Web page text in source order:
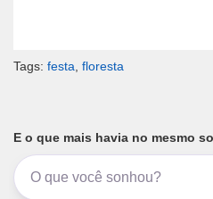
Tags: festa floresta
E o que mais havia no mesmo